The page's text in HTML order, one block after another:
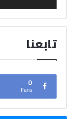
تابعنا
0
Fans